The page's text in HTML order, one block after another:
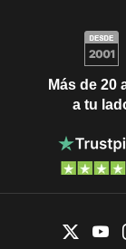
Más de 20
a tu